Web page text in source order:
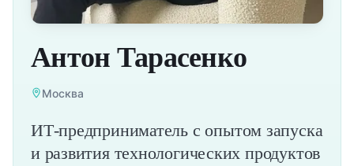
Антон Тарасенко
Москва
ИТ-предприниматель с опытом запуска
и развития технологических продуктов